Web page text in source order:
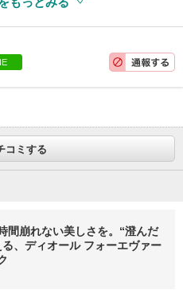
コミする
間崩れない美しさを。“澄んだ
、ディオール フォーエヴァー